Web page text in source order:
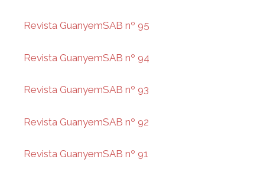
Revista GuanyemSAB nº 95
Revista GuanyemSAB nº 94
Revista GuanyemSAB nº 93
Revista GuanyemSAB nº 92
Revista GuanyemSAB nº 91